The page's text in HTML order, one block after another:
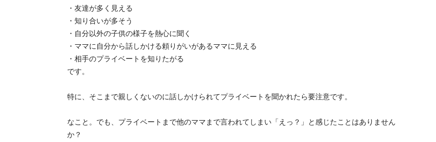
・友達が多く見える
・知り合いが多そう
・自分以外の子供の様子を熱心に聞く
・ママに自分から話しかける頼りがいがあるママに見える
・相手のプライベートを知りたがる
です。
特に、そこまで親しくないのに話しかけられてプライベートを聞かれたら要注意です。
なこと。でも、プライベートまで他のママまで言われてしまい「えっ？」と感じたことはありません
か？